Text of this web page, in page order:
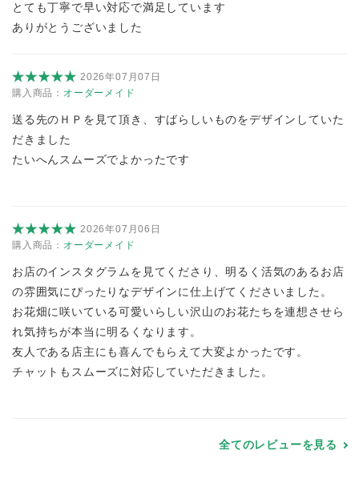
とても丁寧で早い対応で満足しています
ありがとうございました
2026年07月07日
購入商品： オーダーメイド
送る先のＨＰを見て頂き、すばらしいものをデザインしていた
だきました
たいへんスムーズでよかったです
2026年07月06日
購入商品： オーダーメイド
お店のインスタグラムを見てくださり、明るく活気のあるお店
の雰囲気にぴったりなデザインに仕上げてくださいました。
お花畑に咲いている可愛いらしい沢山のお花たちを連想させら
れ気持ちが本当に明るくなります。
友人である店主にも喜んでもらえて大変よかったです。
チャットもスムーズに対応していただきました。
全てのレビューを見る